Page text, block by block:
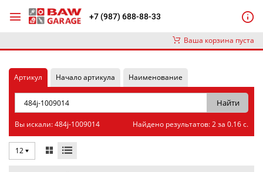
+7 (987) 688-88-33
Ваша корзина пуста
Артикул Начало артикула Наименование
Вы искали: 484j-1009014 Найдено результатов: 2 за 0.16 с.
12